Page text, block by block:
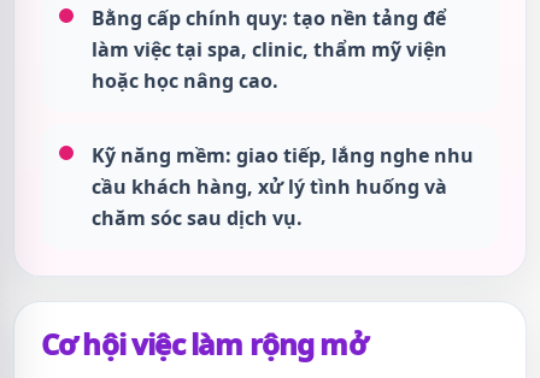
Bằng cấp chính quy: tạo nền tảng để
làm việc tại spa, clinic, thẩm mỹ viện
hoặc học nâng cao.
Kỹ năng mềm: giao tiếp, lắng nghe nhu
cầu khách hàng, xử lý tình huống và
chăm sóc sau dịch vụ.
Cơ hội việc làm rộng mở